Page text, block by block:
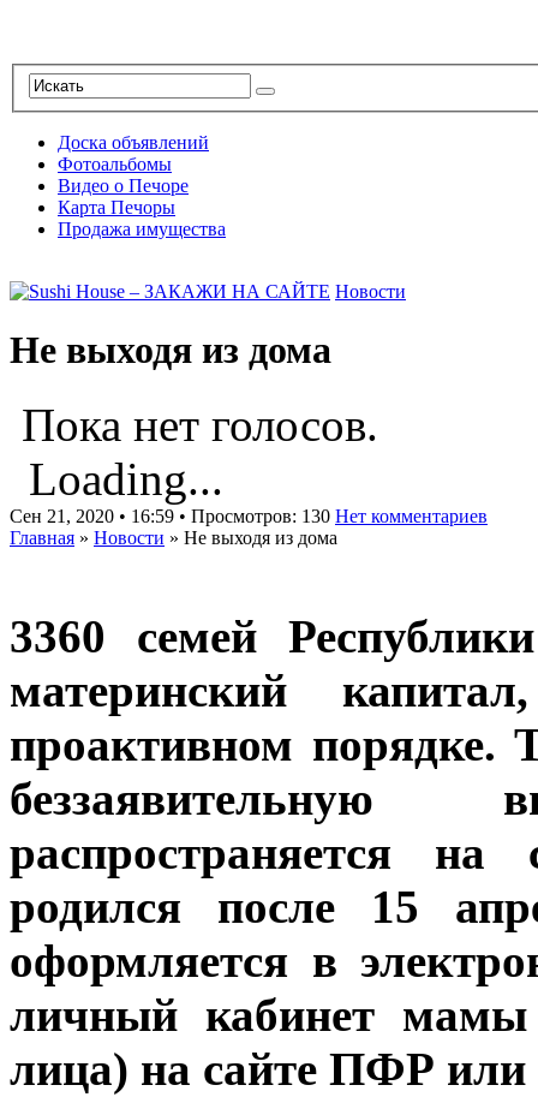
Доска объявлений
Фотоальбомы
Видео о Печоре
Карта Печоры
Продажа имущества
Новости
Не выходя из дома
Пока нет голосов.
Loading...
Сен 21, 2020 • 16:59 • Просмотров: 130 Нет комментариев
Главная » Новости » Не выходя из дома
3360 семей
материнский
проактивном порядке.
распространяется
родился после 15
оформляется в
личный кабинет мамы
лица) на сайте ПФР или